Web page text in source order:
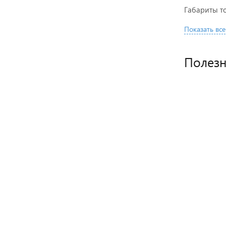
Габариты
Показать все